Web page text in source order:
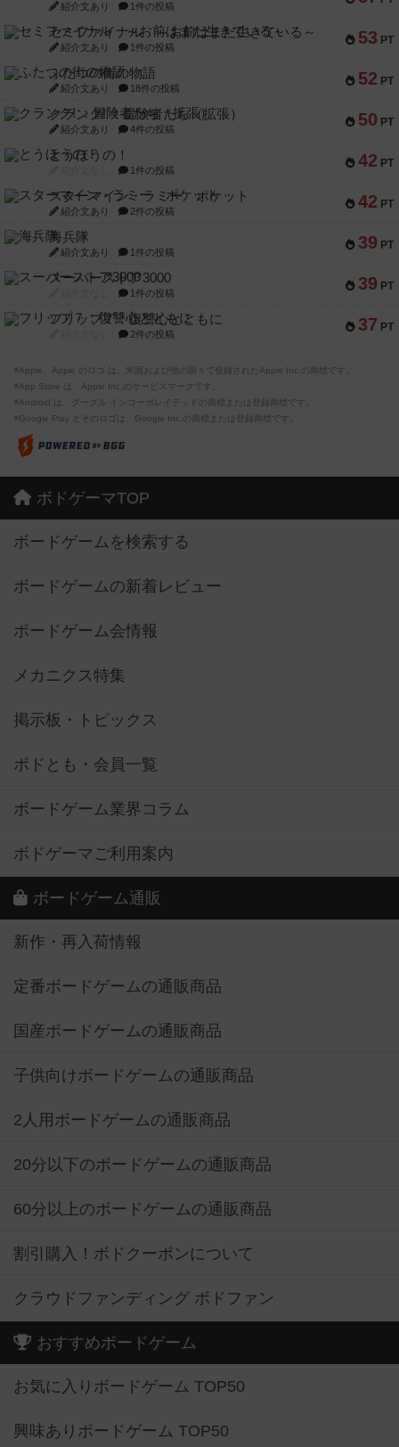
紹介文あり 1件の投稿
53 PT
セミファイナル ～お前はまだ生きている～
紹介文あり 1件の投稿
52 PT
ふたつの街の物語
紹介文あり 18件の投稿
50 PT
クランク! ：冒険者たち（拡張）
紹介文あり 4件の投稿
42 PT
とうほうの！
1件の投稿
42 PT
スターマイン・ラミー ポケット
紹介文あり 2件の投稿
39 PT
海兵隊
紹介文あり 1件の投稿
39 PT
スーパーストア3000
1件の投稿
37 PT
フリップ７：復讐心とともに
2件の投稿
※Apple、Apple のロゴ は、米国および他の国々で登録されたApple Inc.の商標です。
※App Store は、Apple Inc.のサービスマークです。
※Android は、グーグル インコーポレイテッドの商標または登録商標です。
※Google Play とそのロゴは、Google Inc.の商標または登録商標です。
ボドゲーマTOP
ボードゲームを検索する
ボードゲームの新着レビュー
ボードゲーム会情報
メカニクス特集
掲示板・トピックス
ボドとも・会員一覧
ボードゲーム業界コラム
ボドゲーマご利用案内
ボードゲーム通販
新作・再入荷情報
定番ボードゲームの通販商品
国産ボードゲームの通販商品
子供向けボードゲームの通販商品
2人用ボードゲームの通販商品
20分以下のボードゲームの通販商品
60分以上のボードゲームの通販商品
割引購入！ボドクーポンについて
クラウドファンディング ボドファン
おすすめボードゲーム
お気に入りボードゲーム TOP50
興味ありボードゲーム TOP50